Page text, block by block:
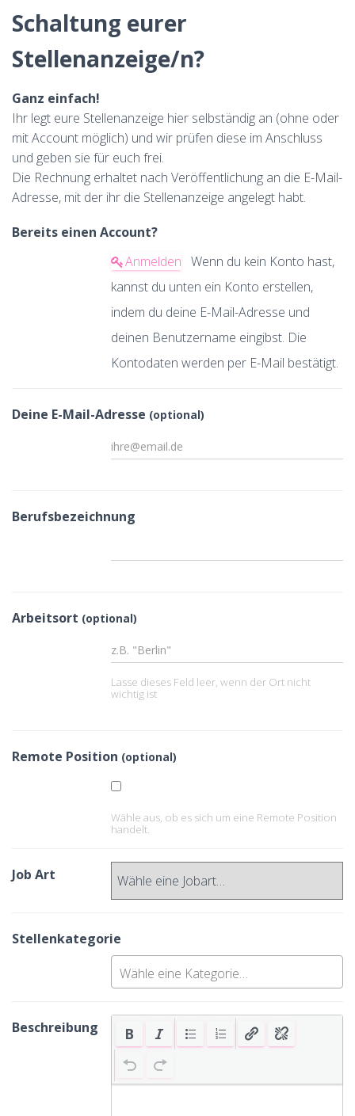
Schaltung eurer
Stellenanzeige/n?
Ganz einfach!
Ihr legt eure Stellenanzeige hier selbständig an (ohne oder
mit Account möglich) und wir prüfen diese im Anschluss
und geben sie für euch frei.
Die Rechnung erhaltet nach Veröffentlichung an die E-Mail-
Adresse, mit der ihr die Stellenanzeige angelegt habt.
Bereits einen Account?
Anmelden Wenn du kein Konto hast,
kannst du unten ein Konto erstellen,
indem du deine E-Mail-Adresse und
deinen Benutzername eingibst. Die
Kontodaten werden per E-Mail bestätigt.
Deine E-Mail-Adresse (optional)
Berufsbezeichnung
Arbeitsort (optional)
Lasse dieses Feld leer, wenn der Ort nicht
wichtig ist
Remote Position (optional)
Wähle aus, ob es sich um eine Remote Position
handelt.
Job Art
Stellenkategorie
Beschreibung